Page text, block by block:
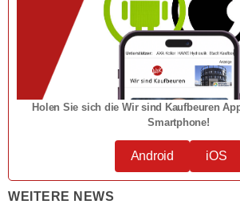
Holen Sie sich die Wir sind Kaufbeuren
Smartphone!
Android iOS
WEITERE NEWS